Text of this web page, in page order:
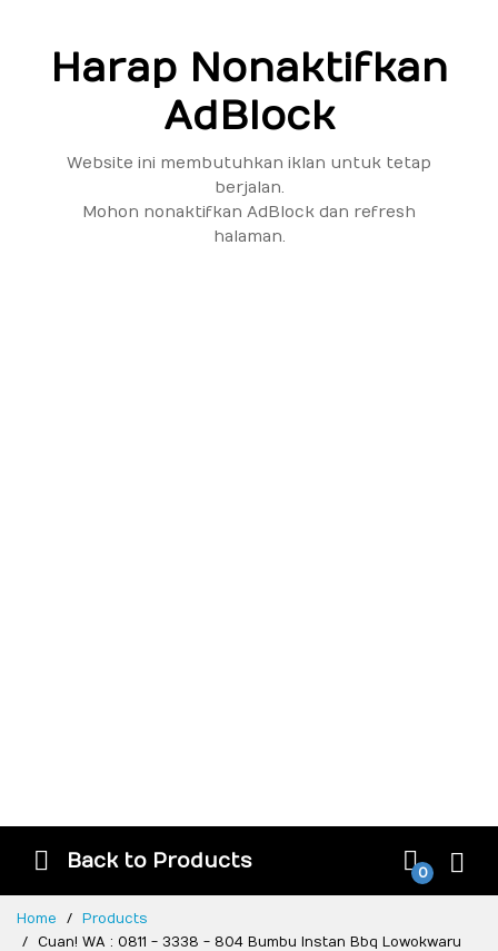
Harap Nonaktifkan
AdBlock
Website ini membutuhkan iklan untuk tetap
berjalan.
Mohon nonaktifkan AdBlock dan refresh
halaman.
Back to Products
0
Home
Products
Cuan! WA : 0811 - 3338 - 804 Bumbu Instan Bbq Lowokwaru